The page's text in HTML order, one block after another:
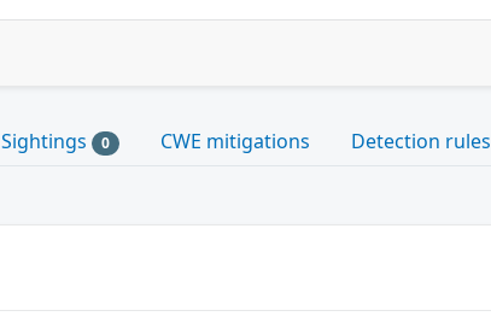
Sightings 0 CWE mitigations Detection rules